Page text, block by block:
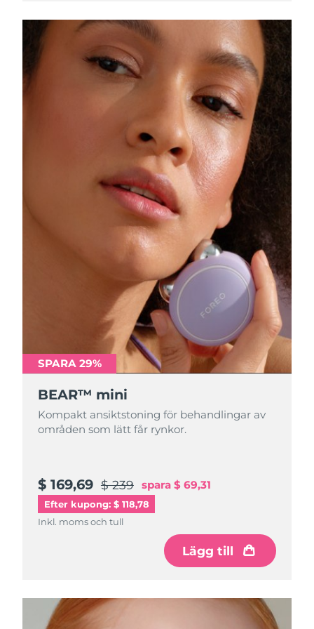
SPARA 29%
BEAR™ mini
Kompakt ansiktstoning för behandlingar av
områden som lätt får rynkor.
$ 169,69 $ 239 spara $ 69,31
Efter kupong: $ 118,78
Inkl. moms och tull
Lägg till
Slovakien Förväntad leverans8/9/26
Slovenien Förväntad leverans 8/9/26
Sydafrika Förväntad leverans8/17/26
Förväntad leverans 8/11/26
Förväntad leverans 8/9/26
Förväntad leverans 8/9/26
Förväntad leverans
Förväntad leverans8/14/26
Förväntad leverans8/13/26
Förväntad leverans 8/10/26
Förenade
Arabemiraten
Förväntad leverans8/10/26
Storbritannien
Vietnam